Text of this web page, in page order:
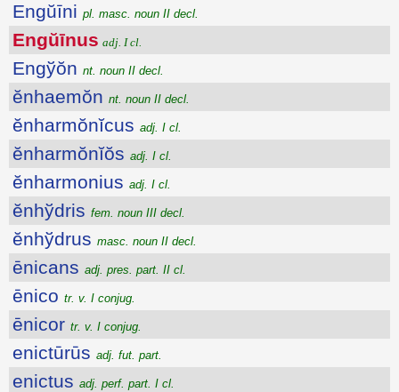
Engŭīni pl. masc. noun II decl.
Engŭīnus adj. I cl.
Engўŏn nt. noun II decl.
ĕnhaemŏn nt. noun II decl.
ĕnharmŏnĭcus adj. I cl.
ĕnharmŏnĭŏs adj. I cl.
ĕnharmonius adj. I cl.
ĕnhўdris fem. noun III decl.
ĕnhўdrus masc. noun II decl.
ēnicans adj. pres. part. II cl.
ēnico tr. v. I conjug.
ēnicor tr. v. I conjug.
enictūrūs adj. fut. part.
enictus adj. perf. part. I cl.